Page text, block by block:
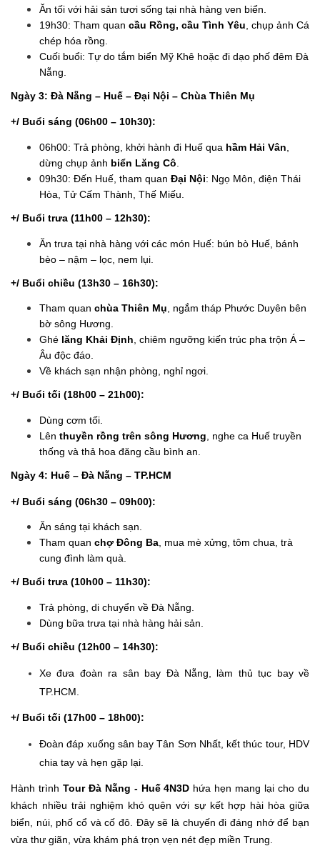
Ăn tối với hải sản tươi sống tại nhà hàng ven biển.
19h30: Tham quan cầu Rồng, cầu Tình Yêu , chụp ảnh Cá
chép hóa rồng.
Cuối buổi: Tự do tắm biển Mỹ Khê hoặc đi dạo phố đêm Đà
Nẵng.
Ngày 3: Đà Nẵng – Huế – Đại Nội – Chùa Thiên Mụ
+/ Buổi sáng (06h00 – 10h30):
06h00: Trả phòng, khởi hành đi Huế qua hầm Hải Vân
dừng chụp ảnh biển Lăng Cô
09h30: Đến Huế, tham quan Đại Nội: Ngọ Môn, điện Thái
Hòa, Tử Cấm Thành, Thế Miếu.
+/ Buổi trưa (11h00 – 12h30):
Ăn trưa tại nhà hàng với các món Huế: bún bò Huế, bánh
bèo – nậm – lọc, nem lụi.
+/ Buổi chiều (13h30 – 16h30):
Tham quan chùa Thiên Mụ, ngắm tháp Phước Duyên bên
bờ sông Hương.
Ghé lăng Khải Định, chiêm ngưỡng kiến trúc pha trộn Á –
Âu độc đáo.
Về khách sạn nhận phòng, nghỉ ngơi.
+/ Buổi tối (18h00 – 21h00):
Dùng cơm tối.
Lên thuyền rồng trên sông Hương , nghe ca Huế truyền
thống và thả hoa đăng cầu bình an.
Ngày 4: Huế – Đà Nẵng – TP.HCM
+/ Buổi sáng (06h30 – 09h00):
Ăn sáng tại khách sạn.
Tham quan chợ Đông Ba, mua mè xửng, tôm chua, trà
cung đình làm quà.
+/ Buổi trưa (10h00 – 11h30):
Trả phòng, di chuyển về Đà Nẵng.
Dùng bữa trưa tại nhà hàng hải sản.
+/ Buổi chiều (12h00 – 14h30):
Xe đưa đoàn ra sân bay Đà Nẵng, làm thủ tục bay về
TP.HCM.
+/ Buổi tối (17h00 – 18h00):
Đoàn đáp xuống sân bay Tân Sơn Nhất, kết thúc tour, HDV
chia tay và hẹn gặp lại.
Hành trình Tour Đà Nẵng - Huế 4N3D hứa hẹn mang lại cho du
khách nhiều trải nghiệm khó quên với sự kết hợp hài hòa giữa
biển, núi, phố cổ và cố đô. Đây sẽ là chuyến đi đáng nhớ để bạn
vừa thư giãn, vừa khám phá trọn vẹn nét đẹp miền Trung.